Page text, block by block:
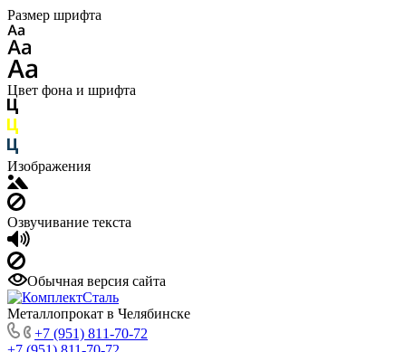
Размер шрифта
Цвет фона и шрифта
Изображения
Озвучивание текста
Обычная версия сайта
Металлопрокат в Челябинске
+7 (951) 811-70-72